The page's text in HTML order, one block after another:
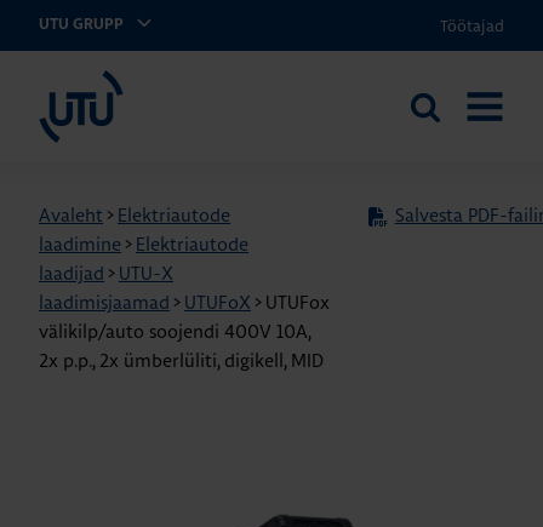
UTU GRUPP Töötajad
Otsi
Avaleht > Elektriautode
laadimine > Elektriautode
laadijad > UTU-X
laadimisjaamad > UTUFoX > UTUFox
välikilp/auto soojendi 400V 10A,
2x p.p., 2x ümberlüliti, digikell, MID
Salvesta PDF-